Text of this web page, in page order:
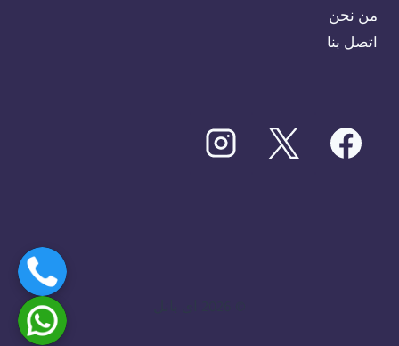
من نحن
اتصل بنا